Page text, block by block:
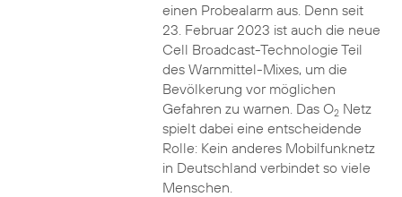
einen Probealarm aus. Denn seit
23. Februar 2023 ist auch die neue
Cell Broadcast-Technologie Teil
des Warnmittel-Mixes, um die
Bevölkerung vor möglichen
Gefahren zu warnen. Das O2Netz
spielt dabei eine entscheidende
Rolle: Kein anderes Mobilfunknetz
in Deutschland verbindet so viele
Menschen.